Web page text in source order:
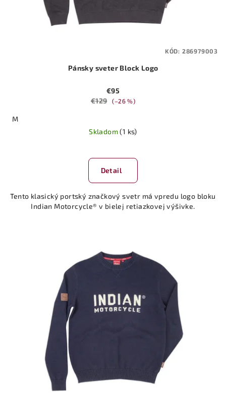
Pánsky sveter Block Logo
€95
€129
(–26 %)
M
Skladom(1 ks)
Detail
Tento klasický portský značkový svetr má vpredu logo bloku
Indian Motorcycle® v bielej retiazkovej výšivke.
KÓD: 286979003